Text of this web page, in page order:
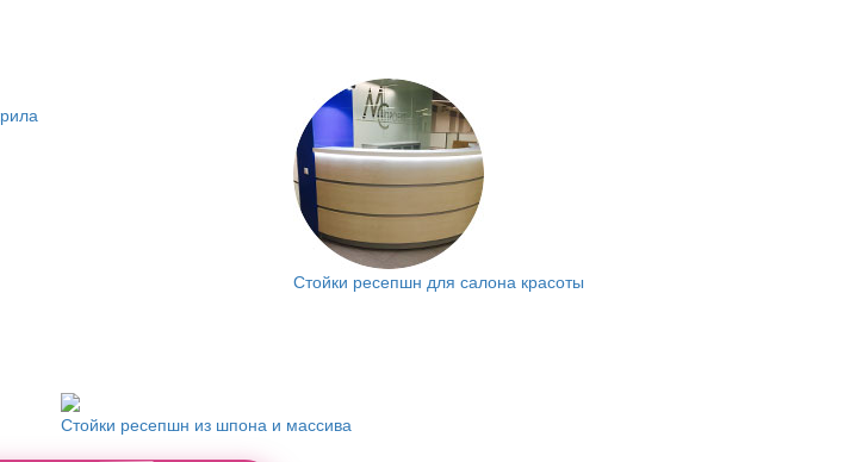
Стойки ресепшн для салона красоты
Стойки ресепшн из шпона и массива